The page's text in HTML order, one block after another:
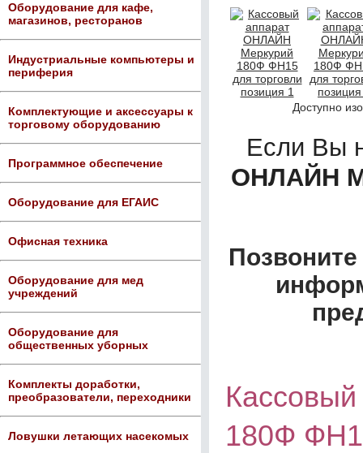
Оборудование для кафе,
магазинов, ресторанов
Индустриальные компьютеры и
периферия
Комплектующие и аксессуары к
торговому оборудованию
Программное обеспечение
Оборудование для ЕГАИС
Офисная техника
Оборудование для мед
учреждений
Оборудование для
общественных уборных
Комплекты доработки,
преобразователи, переходники
Ловушки летающих насекомых
Доступно
Если Вы
ОНЛАЙН
180Ф